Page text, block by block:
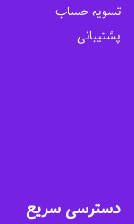
تسویه حساب
پشتیبانی
دسترسی سریع